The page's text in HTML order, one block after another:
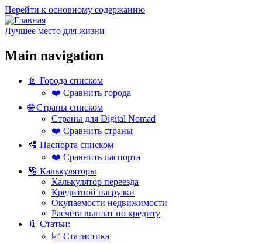
Перейти к основному содержанию
Лучшее место для жизни
Main navigation
📄 Города списком
❤️ Сравнить города
🌐 Страны списком
Страны для Digital Nomad
❤️ Сравнить страны
🛂 Паспорта списком
❤️ Сравнить паспорта
🔢 Калькуляторы
Калькулятор переезда
Кредитной нагрузки
Окупаемости недвижимости
Расчёта выплат по кредиту
📎 Статьи:
📈 Статистика